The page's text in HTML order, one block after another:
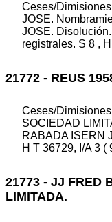
Ceses/
JOSE.
JOSE.
registrales. S 8 ,
21772 - REUS
Ceses/
SOCIEDAD
RABADA ISERN
H T 36729, I/A 3 (
21773 - JJ FRED
LIMITADA.